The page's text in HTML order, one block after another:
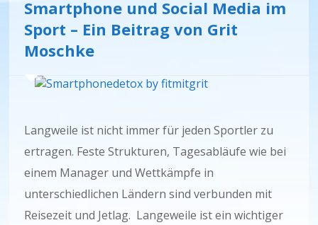
Smartphone und Social Media im
Sport – Ein Beitrag von Grit
Moschke
Langweile ist nicht immer für jeden Sportler zu
ertragen. Feste Strukturen, Tagesabläufe wie bei
einem Manager und Wettkämpfe in
unterschiedlichen Ländern sind verbunden mit
Reisezeit und Jetlag. Langeweile ist ein wichtiger